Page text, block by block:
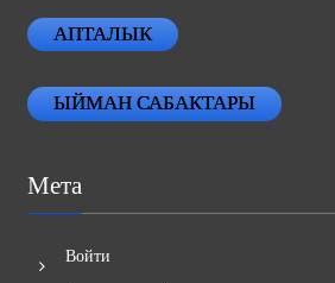
АПТАЛЫК
ЫЙМАН САБАКТАРЫ
Мета
Войти